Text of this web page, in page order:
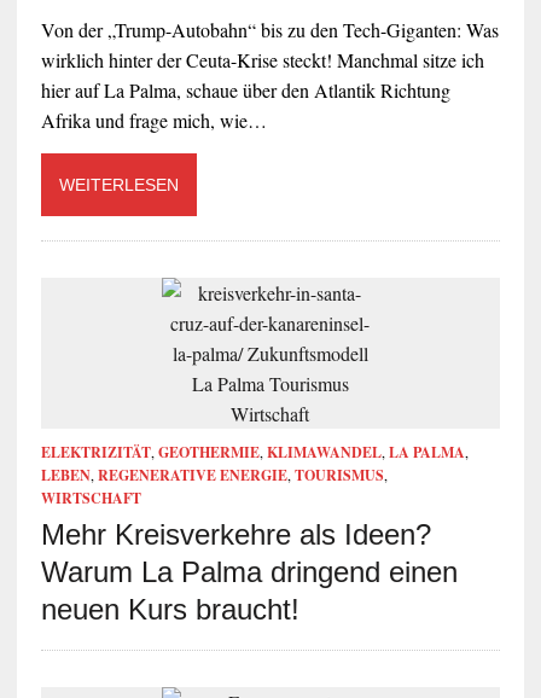
Von der „Trump-Autobahn“ bis zu den Tech-Giganten: Was
wirklich hinter der Ceuta-Krise steckt! Manchmal sitze ich
hier auf La Palma, schaue über den Atlantik Richtung
Afrika und frage mich, wie…
WEITERLESEN
ELEKTRIZITÄT,GEOTHERMIE,KLIMAWANDEL,LA PALMA,
LEBEN,REGENERATIVE ENERGIE,TOURISMUS,
WIRTSCHAFT
Mehr Kreisverkehre als Ideen?
Warum La Palma dringend einen
neuen Kurs braucht!